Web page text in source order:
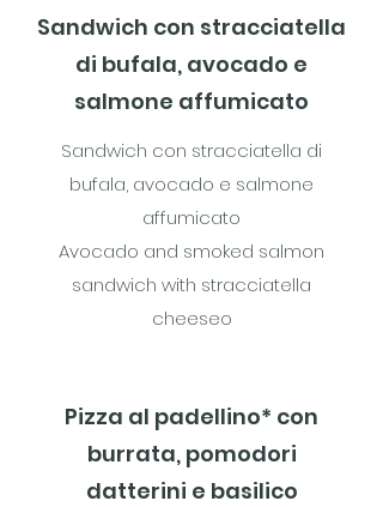
Sandwich con stracciatella
di bufala, avocado e
salmone affumicato
Sandwich con stracciatella di
bufala, avocado e salmone
affumicato
Avocado and smoked salmon
sandwich with stracciatella
cheeseo
Pizza al padellino* con
burrata, pomodori
datterini e basilico